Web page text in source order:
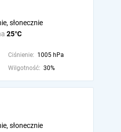
25°C
słonecznie
Ciśnienie: 1005 hPa
Wilgotność: 30%
słonecznie